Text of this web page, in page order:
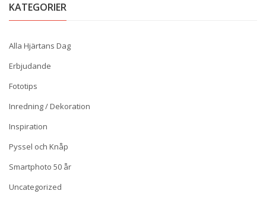
KATEGORIER
Alla Hjärtans Dag
Erbjudande
Fototips
Inredning / Dekoration
Inspiration
Pyssel och Knåp
Smartphoto 50 år
Uncategorized